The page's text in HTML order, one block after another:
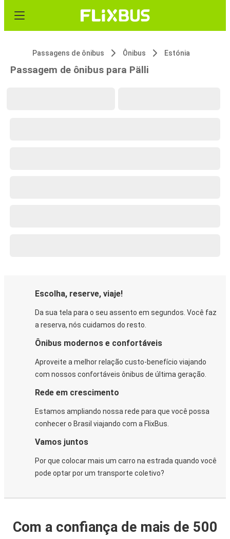
Passagens de ônibus Ônibus Estónia
Passagem de ônibus para Pälli
Escolha, reserve, viaje!
Da sua tela para o seu assento em segundos. Você faz
a reserva, nós cuidamos do resto.
Ônibus modernos e confortáveis
Aproveite a melhor relação custo-benefício viajando
com nossos confortáveis ônibus de última geração.
Rede em crescimento
Estamos ampliando nossa rede para que você possa
conhecer o Brasil viajando com a FlixBus.
Vamos juntos
Por que colocar mais um carro na estrada quando você
pode optar por um transporte coletivo?
Com a confiança de mais de 500